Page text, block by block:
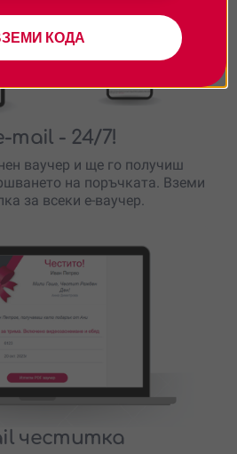
mail - 24/7!
ваучер и ще го получиш
на поръчката. Вземи
за всеки е-ваучер.
честитка
КОДА